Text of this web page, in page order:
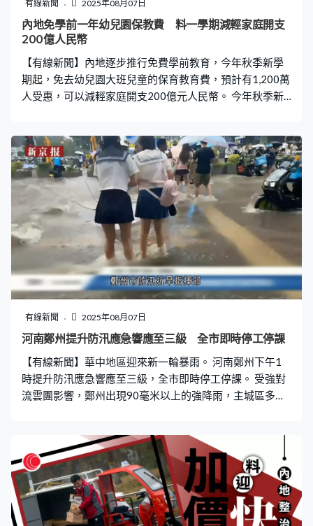
有線新聞 2025年08月07日
內地免學前一年幼兒園保教費 料一學期減輕家庭開支
200億人民幣
【有線新聞】內地逐步推行免費學前教育，今年秋季新學
期起，免去幼兒園大班兒童的保育教育費，預計有1,200萬
人受惠，可以減輕家庭開支200億元人民幣。 今年秋季新
型公辦幼兒園的免除水平，家長只需補交差額。 距離新學
期不足一個月，教育部將加強推動政策落實，趕及開學前
實施。教育部財務司司長劉玉光：「督促各地出台具體實
施方案後，盡快部署實施，倒排工期推進政策落地。多渠
道加強政策宣傳解讀，指導各地對幼兒園園長及資助工作
人員開展業務培訓，提升政策執行能力和管理服務水
平。」 對於因免除保教費導致幼兒園收入減少，財政部門
將根據在園兒童人數提供補助，由中央及地方共同承擔。
當局預計政策可惠及1,200萬人，單是秋季一個學期便可減
輕200億元家庭開支。財政部副部長郭婷婷：「逐步推行
免費學前教育是以政府投入的『加法』，來實現家庭教育
支出的『減法』。保育教育費佔家庭學前教育總支出的比
重比較高，免除這部分費用後，家庭的學前教育支出將有
效降低。」 郭婷婷形容免費學前教育政策連同日前推出的
育兒補貼是互相配合，反映國家根
有線新聞 2025年08月07日
河南鄭州提升防汛應急響應至三級 全市即時停工停課
【有線新聞】華中地區迎來新一輪暴雨。 河南鄭州下午1
時提升防汛應急響應至三級，全市即時停工停課。 受強對
流雲團影響，鄭州出現90毫米以上的強降雨，主城區多處
將持續一段時間。鄭州市防汛抗旱指揮部要求各部門高度
重視，做好山洪、地質災害等薄弱環節防範，全市採取停
產、停業、停課、停運和暫停集體戶外活動等強制管控措
施，最大程度減輕災害損失。